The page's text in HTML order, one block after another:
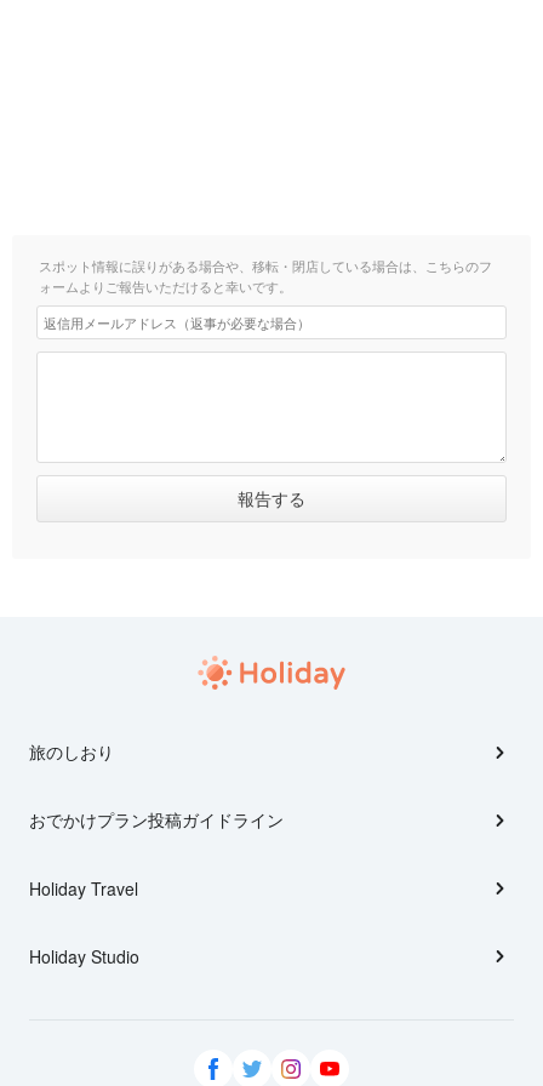
スポット情報に誤りがある場合や、移転・閉店している場合は、こちらのフ
ォームよりご報告いただけると幸いです。
旅のしおり
おでかけプラン投稿ガイドライン
Holiday Travel
Holiday Studio